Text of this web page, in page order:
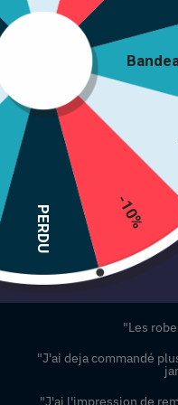
Robe De Noël
Bandeau Pin Up
Lunette De Soleil Vintage
"Les
"J'ai deja commandé
"J'ai l'impression de
-10%
PERDU